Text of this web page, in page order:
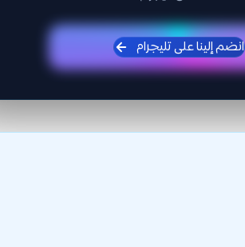
انضم إلينا على تليجرام